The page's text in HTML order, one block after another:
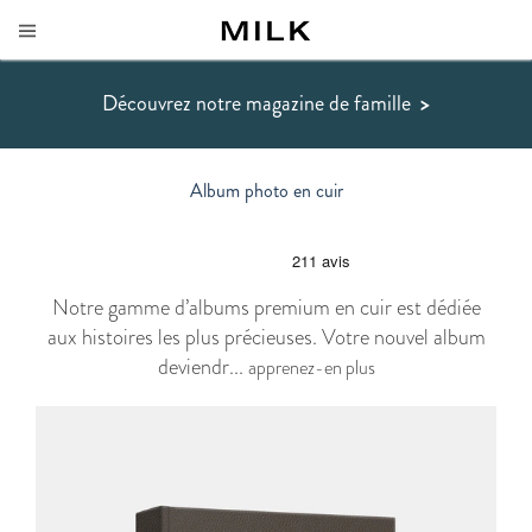
Découvrez notre magazine de famille >
Album photo en cuir
Notre gamme d’albums premium en cuir est dédiée
aux histoires les plus précieuses. Votre nouvel album
deviendr... apprenez-en plus